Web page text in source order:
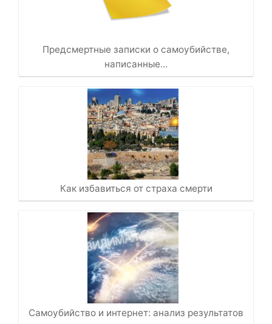
Предсмертные записки о самоубийстве,
написанные…
Как избавиться от страха смерти
Самоубийство и интернет: анализ результатов